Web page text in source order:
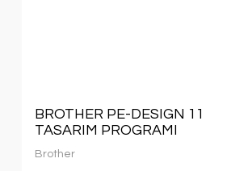
BROTHER PE-DESIGN 11
TASARIM PROGRAMI
Brother